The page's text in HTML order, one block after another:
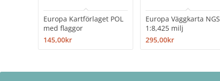
Europa Kartförlaget POL
med flaggor
145,00kr
Europa Väggkarta NGS
1:8,425 milj
295,00kr